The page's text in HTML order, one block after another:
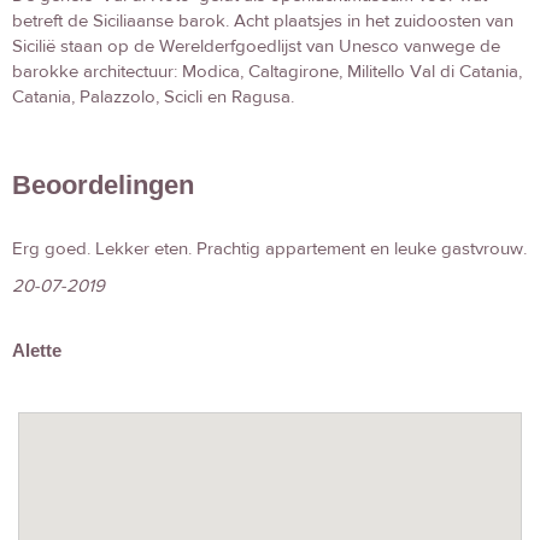
betreft de Siciliaanse barok. Acht plaatsjes in het zuidoosten van
Sicilië staan op de Werelderfgoedlijst van Unesco vanwege de
barokke architectuur: Modica, Caltagirone, Militello Val di Catania,
Catania, Palazzolo, Scicli en Ragusa.
Beoordelingen
Erg goed. Lekker eten. Prachtig appartement en leuke gastvrouw.
20-07-2019
Alette